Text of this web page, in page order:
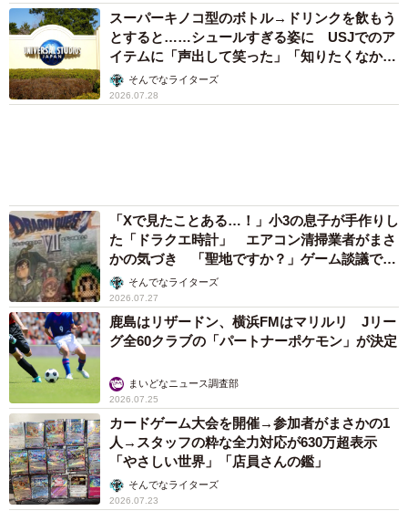
スーパーキノコ型のボトル→ドリンクを飲もう
とすると……シュールすぎる姿に USJでのア
イテムに「声出して笑った」「知りたくなかっ
た真実」
そんでなライターズ
2026.07.28
「Xで見たことある…！」小3の息子が手作りし
た「ドラクエ時計」 エアコン清掃業者がまさ
かの気づき 「聖地ですか？」ゲーム談議で大
盛り上がり
そんでなライターズ
2026.07.27
鹿島はリザードン、横浜FMはマリルリ Jリー
グ全60クラブの「パートナーポケモン」が決定
まいどなニュース調査部
2026.07.25
カードゲーム大会を開催→参加者がまさかの1
人→スタッフの粋な全力対応が630万超表示
「やさしい世界」「店員さんの鑑」
そんでなライターズ
2026.07.23